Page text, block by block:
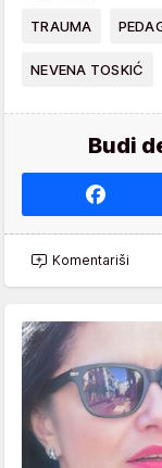
TRAUMA
NEVENA TOSKIĆ
Budi
Komentariši